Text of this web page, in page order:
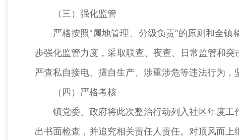
（三）强化监管
严格按照“属地管理、分级负责”的原则和全
步强化监管力度，采取联查、夜查、日常监管和
严查私自接电、擅自生产、涉重涉危等违法行为，
（四）严格考核
镇党委、政府将此次整治行动列入社区年度
出书面检查，并追究相关责任人责任。对顶风而